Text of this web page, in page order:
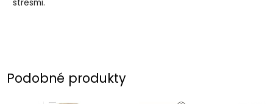
stresmi.
Podobné produkty